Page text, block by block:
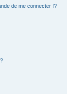
de me connecter !?